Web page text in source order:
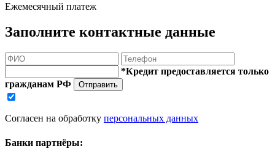
Ежемесячный платеж
Заполните контактные данные
*Кредит предоставляется только
гражданам РФ
Отправить
Согласен на обработку персональных данных
Банки партнёры: